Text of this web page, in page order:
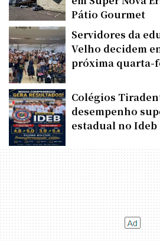
Pátio Gourmet
Servidores da
Velho decidem
próxima quarta-
Colégios
desempenho
estadual no Ideb